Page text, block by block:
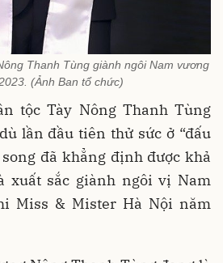
Thanh Tùng giành ngôi Nam vương
(Ảnh Ban tổ chức)
tộc Tày Nông Thanh Tùng
lần đầu tiên thử sức ở “đấu
đã khẳng định được khả
xuất sắc giành ngôi vị Nam
Miss & Mister Hà Nội năm